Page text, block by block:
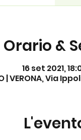
Orario &
16 set 2021,
| VERONA, Via